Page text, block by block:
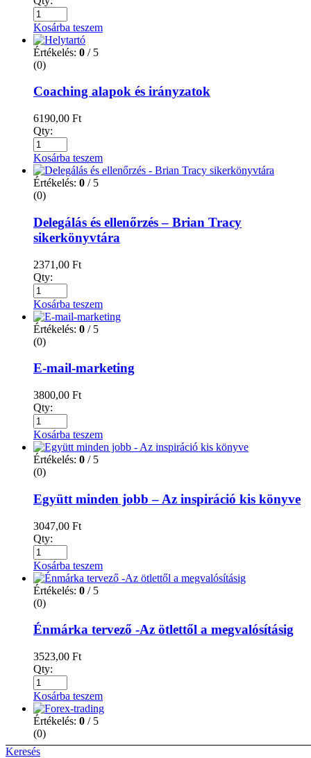
Kosárba teszem
Értékelés: 0 / 5
(0)
Coaching alapok és irányzatok
6190,00 Ft
Qty:
Kosárba teszem
Értékelés: 0 / 5
(0)
Delegálás és ellenőrzés – Brian Tracy
sikerkönyvtára
2371,00 Ft
Qty:
Kosárba teszem
Értékelés: 0 / 5
(0)
E-mail-marketing
3800,00 Ft
Qty:
Kosárba teszem
Értékelés: 0 / 5
(0)
Együtt minden jobb – Az inspiráció kis könyve
3047,00 Ft
Qty:
Kosárba teszem
Értékelés: 0 / 5
(0)
Énmárka tervező -Az ötlettől a megvalósításig
3523,00 Ft
Qty:
Kosárba teszem
Értékelés: 0 / 5
(0)
Keresés